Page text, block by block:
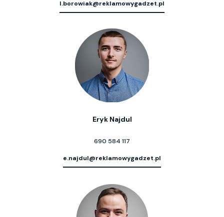
l.borowiak@reklamowygadzet.pl
Eryk Najdul
690 584 117
e.najdul@reklamowygadzet.pl